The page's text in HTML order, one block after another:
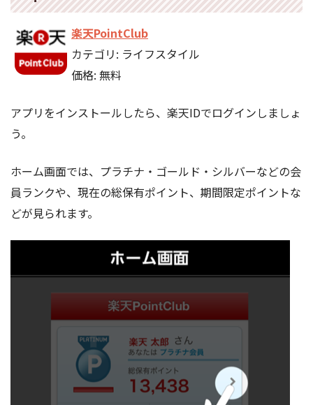
楽天PointClub
カテゴリ: ライフスタイル
価格: 無料
アプリをインストールしたら、楽天IDでログインしましょ
う。
ホーム画面では、プラチナ・ゴールド・シルバーなどの会
員ランクや、現在の総保有ポイント、期間限定ポイントな
どが見られます。